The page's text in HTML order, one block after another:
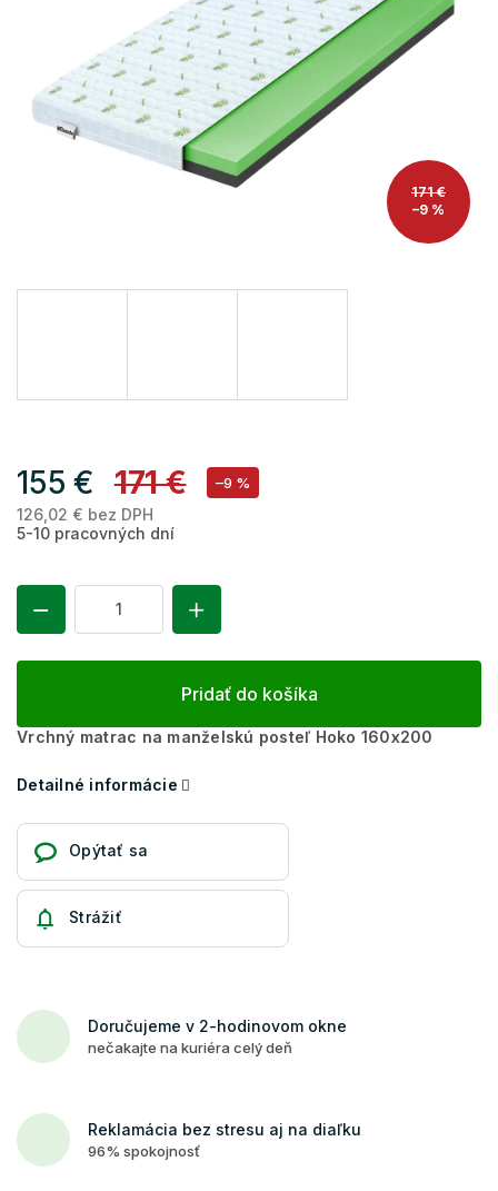
171 €
–9 %
171 € –9 %
155 €
126,02 € bez DPH
5-10 pracovných dní
Pridať do košíka
Vrchný matrac na manželskú posteľ Hoko 160x200
Detailné informácie
Opýtať sa
Strážiť
Doručujeme v 2-hodinovom okne
nečakajte na kuriéra celý deň
Reklamácia bez stresu aj na diaľku
96% spokojnosť